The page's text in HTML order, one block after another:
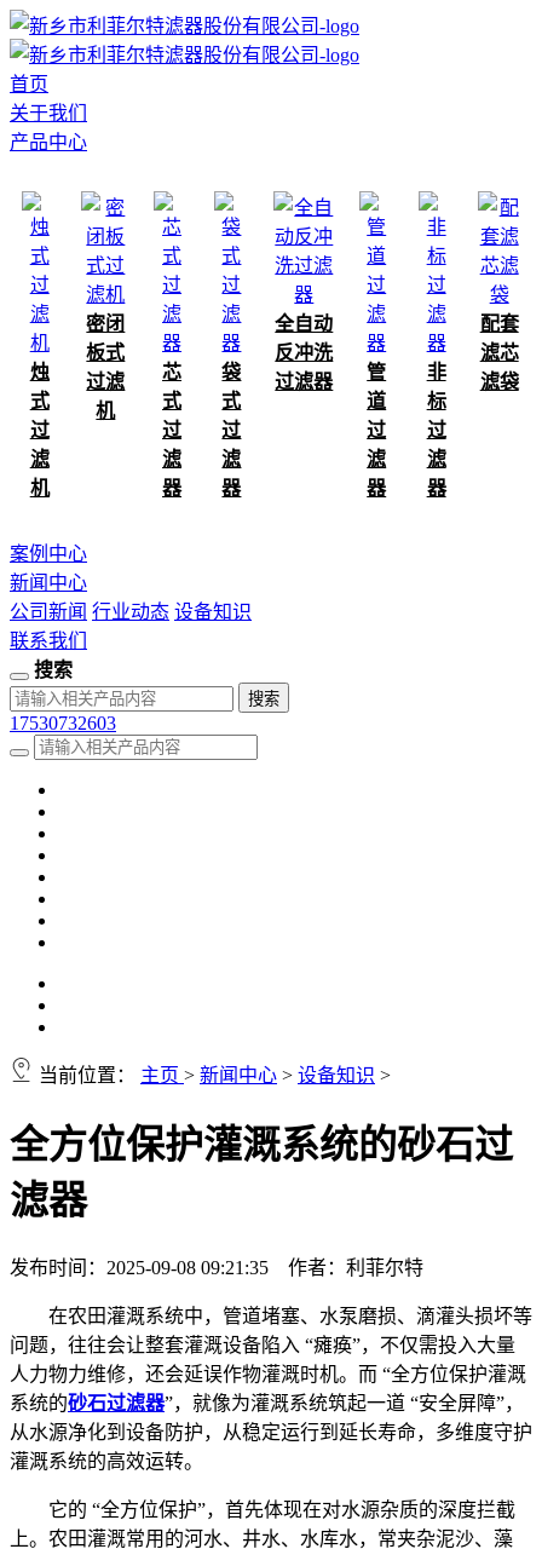
首页
关于我们
产品中心
烛
式
过
滤
机
密闭
板式
过滤
机
芯
式
过
滤
器
袋
式
过
滤
器
全自动
反冲洗
过滤器
管
道
过
滤
器
非
标
过
滤
器
配套
滤芯
滤袋
案例中心
新闻中心
公司新闻 行业动态 设备知识
联系我们
搜索
17530732603
当前位置： 主页 > 新闻中心 > 设备知识 >
全方位保护灌溉系统的砂石过
滤器
发布时间：2025-09-08 09:21:35 作者：利菲尔特
在农田灌溉系统中，管道堵塞、水泵磨损、滴灌头损坏等
问题，往往会让整套灌溉设备陷入 “瘫痪”，不仅需投入大量
人力物力维修，还会延误作物灌溉时机。而 “全方位保护灌溉
系统的砂石过滤器”，就像为灌溉系统筑起一道 “安全屏障”，
从水源净化到设备防护，从稳定运行到延长寿命，多维度守护
灌溉系统的高效运转。
它的 “全方位保护”，首先体现在对水源杂质的深度拦截
上。农田灌溉常用的河水、井水、水库水，常夹杂泥沙、藻